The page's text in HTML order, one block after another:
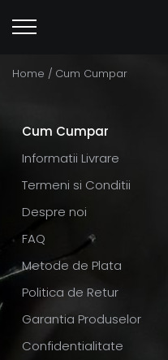
Home / Cum Cumpar
Cum Cumpar
Informatii Livrare
Termeni si Conditii
Despre noi
FAQ
Metode de Plata
Politica de Retur
Garantia Produselor
Confidentialitate